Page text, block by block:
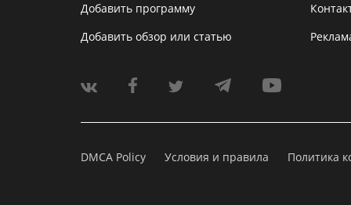
Добавить программу
Добавить обзор или статью
DMCA Policy Условия и правила Политика